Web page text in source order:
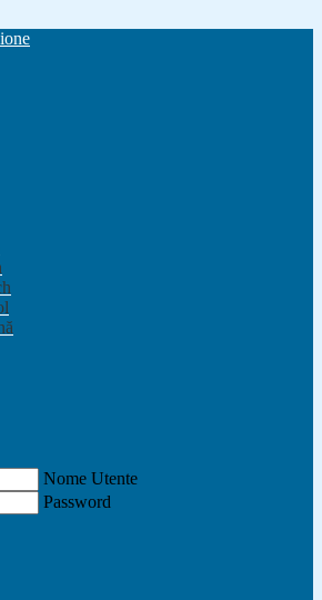
Nome Utente
Password